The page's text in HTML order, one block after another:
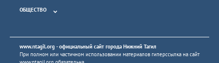
ОБЩЕСТВО
www.ntagil.org - официальный сайт города Нижний Тагил
При полном или частичном использовании материалов гиперссылка на сайт